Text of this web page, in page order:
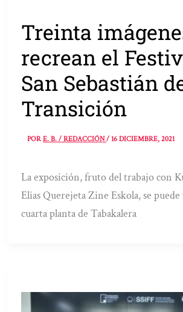
Treinta
recrean el
San Sebastián
Transición
PORE. B. / REDACCIÓN/16 DICIEMBRE, 2021
La exposición, fruto del trabajo con
Elias Querejeta Zine Eskola, se
cuarta planta de Tabakalera